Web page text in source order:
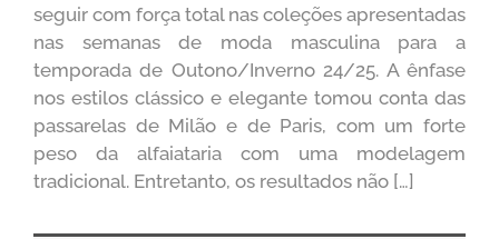
seguir com força total nas coleções apresentadas
nas semanas de moda masculina para a
temporada de Outono/Inverno 24/25. A ênfase
nos estilos clássico e elegante tomou conta das
passarelas de Milão e de Paris, com um forte
peso da alfaiataria com uma modelagem
tradicional. Entretanto, os resultados não […]